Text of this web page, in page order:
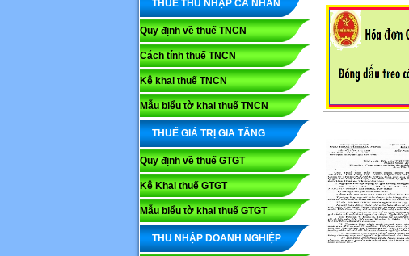
THUẾ THU NHẬP CÁ NHÂN
Quy định về thuế TNCN
Cách tính thuế TNCN
Kê khai thuế TNCN
Mẫu biểu tờ khai thuế TNCN
THUẾ GIÁ TRỊ GIA TĂNG
Quy định về thuế GTGT
Kê Khai thuế GTGT
Mẫu biểu tờ khai thuế GTGT
THU NHẬP DOANH NGHIỆP